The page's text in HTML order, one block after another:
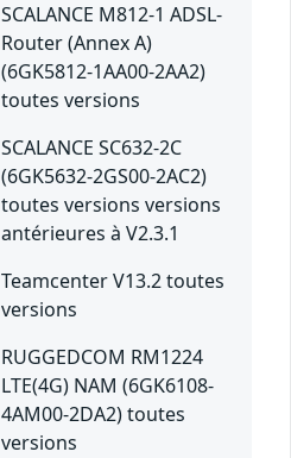
SCALANCE M812-1 ADSL-
Router (Annex A)
(6GK5812-1AA00-2AA2)
toutes versions
SCALANCE SC632-2C
(6GK5632-2GS00-2AC2)
toutes versions versions
antérieures à V2.3.1
Teamcenter V13.2 toutes
versions
RUGGEDCOM RM1224
LTE(4G) NAM (6GK6108-
4AM00-2DA2) toutes
versions